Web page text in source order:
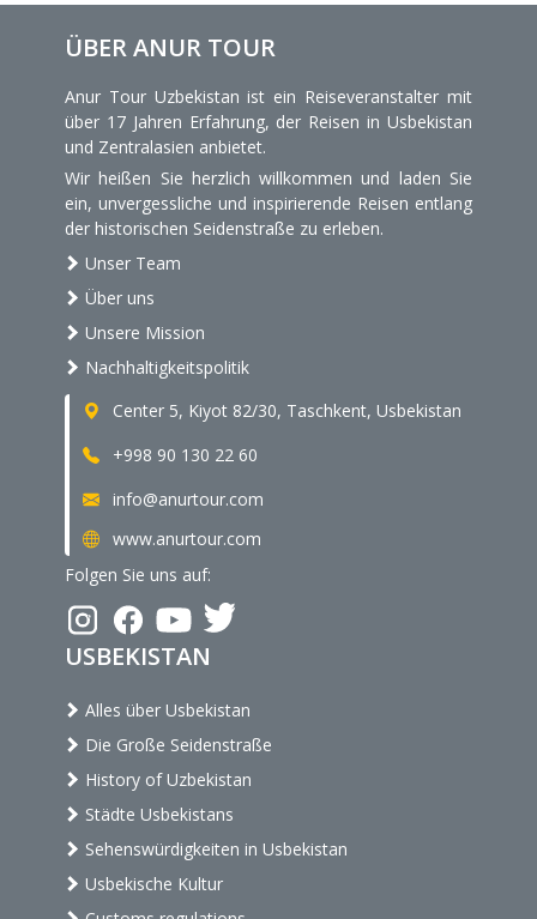
ÜBER ANUR TOUR
Anur Tour Uzbekistan ist ein Reiseveranstalter mit
über 17 Jahren Erfahrung, der Reisen in Usbekistan
und Zentralasien anbietet.
Wir heißen Sie herzlich willkommen und laden Sie
ein, unvergessliche und inspirierende Reisen entlang
der historischen Seidenstraße zu erleben.
Unser Team
Über uns
Unsere Mission
Nachhaltigkeitspolitik
Center 5, Kiyot 82/30, Taschkent, Usbekistan
+998 90 130 22 60
info@anurtour.com
www.anurtour.com
Folgen Sie uns auf:
USBEKISTAN
Alles über Usbekistan
Die Große Seidenstraße
History of Uzbekistan
Städte Usbekistans
Sehenswürdigkeiten in Usbekistan
Usbekische Kultur